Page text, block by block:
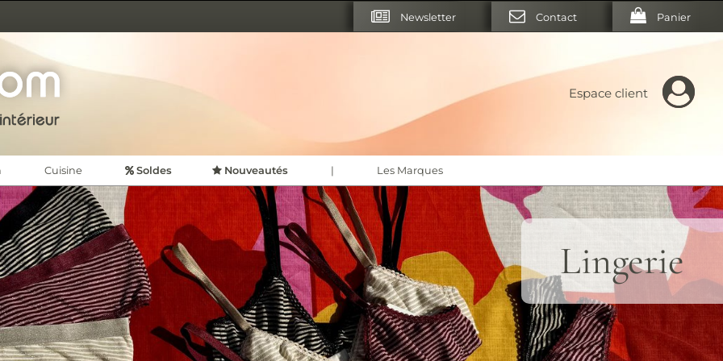
Newsletter Contact Panier
D'INTÉRIEUR
Cuisine Soldes Nouveautés | Les Marques
Lingerie
Espace client